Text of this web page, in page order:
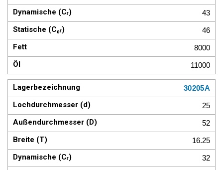
43
46
8000
11000
30205A
25
52
16.25
32